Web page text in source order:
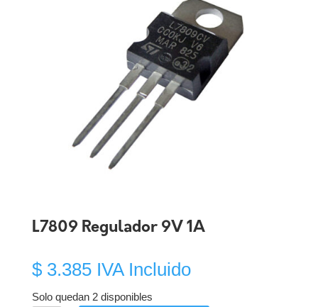
L7809 Regulador 9V 1A
$3.385 IVA Incluido
Solo quedan 2 disponibles